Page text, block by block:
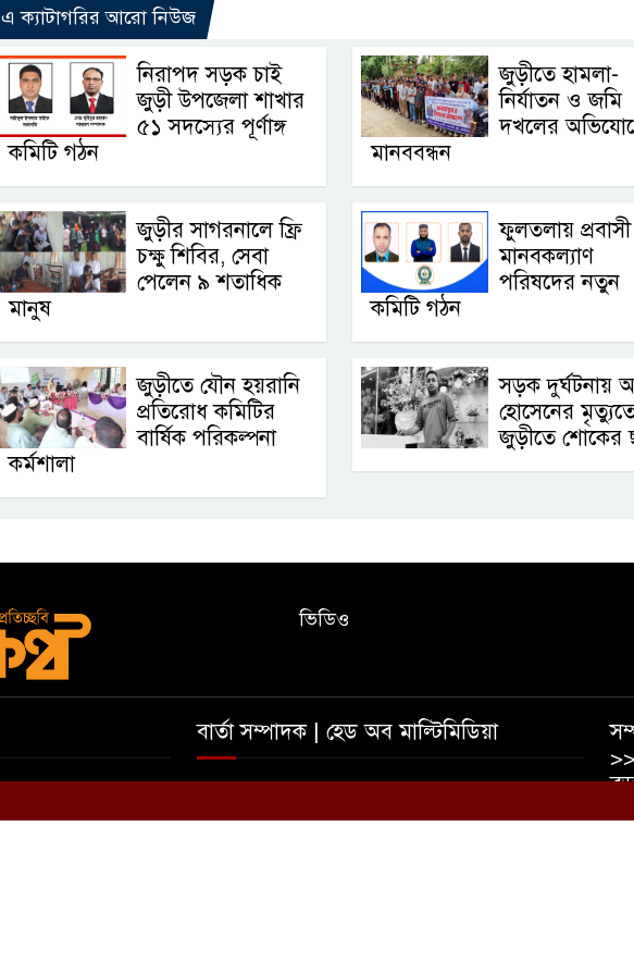
এ ক্যাটাগরির আরো নিউজ
নিরাপদ সড়ক চাই
জুড়ী উপজেলা শাখার
৫১ সদস্যের পূর্ণাঙ্গ
কমিটি গঠন
জুড়ীতে হামলা-
নির্যাতন ও জমি
দখলের
মানববন্ধন
জুড়ীর সাগরনালে ফ্রি
চক্ষু শিবির, সেবা
পেলেন ৯ শতাধিক
মানুষ
ফুলতলায় প্রবাসী
মানবকল্যাণ
পরিষদের নতুন
কমিটি গঠন
জুড়ীতে যৌন হয়রানি
প্রতিরোধ কমিটির
বার্ষিক পরিকল্পনা
কর্মশালা
সড়ক দুর্ঘটনায়
হোসেনের
জুড়ীতে শোকের
ভিডিও
বার্তা সম্পাদক | হেড অব মাল্টিমিডিয়া